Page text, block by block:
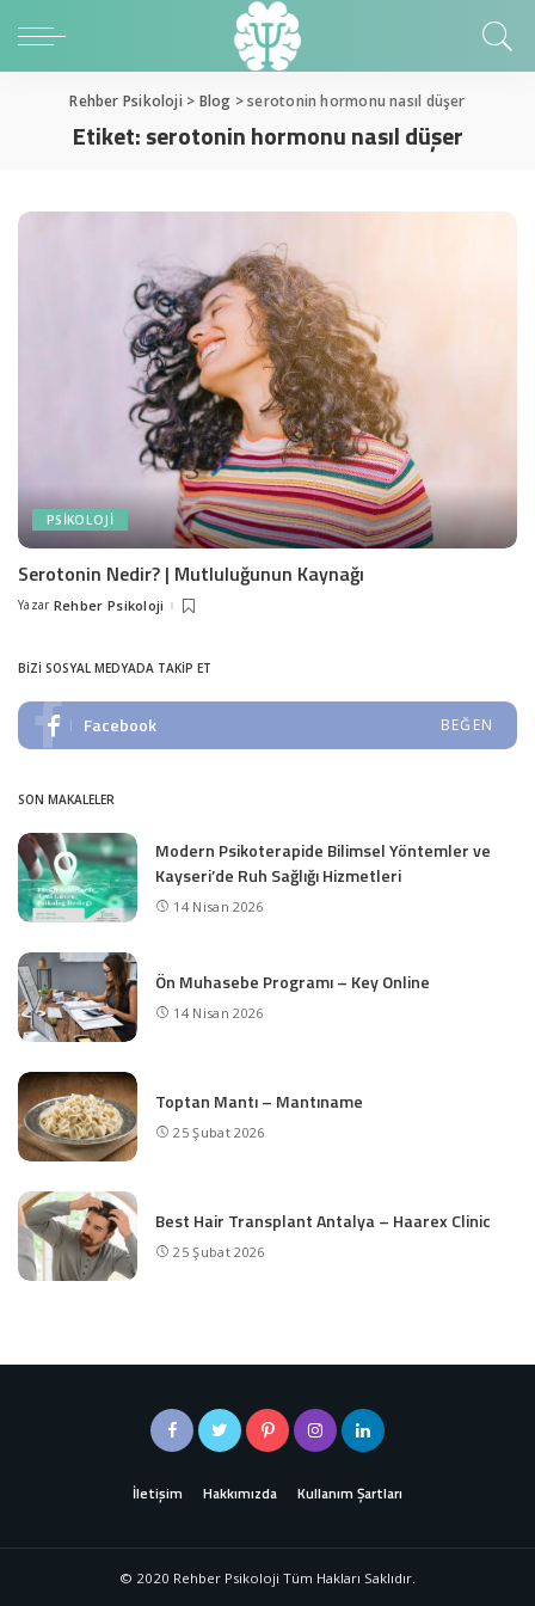
Rehber Psikoloji > Blog >serotonin hormonu nasıl düşer
Etiket:serotonin hormonu nasıl düşer
PSIKOLOJI
Serotonin Nedir? | Mutluluğunun Kaynağı
Posted
Yazar Rehber Psikoloji
BIZI SOSYAL MEDYADA TAKIP ET
Facebook BEĞEN
SON MAKALELER
Modern Psikoterapide Bilimsel Yöntemler ve
Kayseri’de Ruh Sağlığı Hizmetleri
14 Nisan 2026
Ön Muhasebe Programı – Key Online
14 Nisan 2026
Toptan Mantı – Mantıname
25 Şubat 2026
Best Hair Transplant Antalya – Haarex Clinic
25 Şubat 2026
İletişim Hakkımızda Kullanım Şartları
© 2020 Rehber Psikoloji Tüm Hakları Saklıdır.